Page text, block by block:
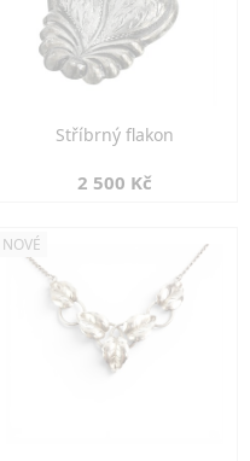
Stříbrný flakon
2 500 Kč
NOVÉ